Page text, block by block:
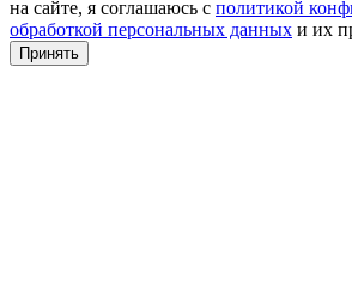
на сайте, я соглашаюсь с политикой
обработкой персональных данных и их
Принять